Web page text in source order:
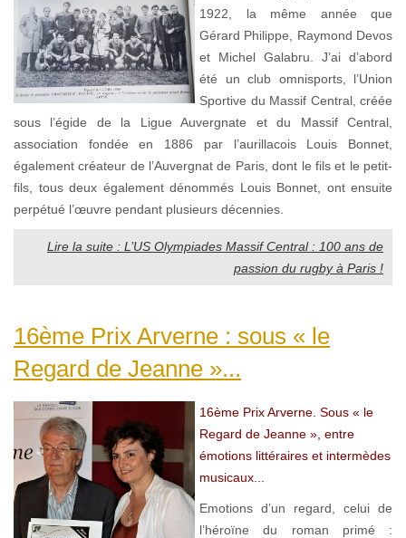
1922, la même année que
Gérard Philippe, Raymond Devos
et Michel Galabru. J’ai d’abord
été un club omnisports, l’Union
Sportive du Massif Central, créée
sous l’égide de la Ligue Auvergnate et du Massif Central,
association fondée en 1886 par l’aurillacois Louis Bonnet,
également créateur de l’Auvergnat de Paris, dont le fils et le petit-
fils, tous deux également dénommés Louis Bonnet, ont ensuite
perpétué l’œuvre pendant plusieurs décennies.
Lire la suite : L’US Olympiades Massif Central : 100 ans de
passion du rugby à Paris !
16ème Prix Arverne : sous « le
Regard de Jeanne »...
16ème Prix Arverne. Sous « le
Regard de Jeanne », entre
émotions littéraires et intermèdes
musicaux...
Emotions d’un regard, celui de
l’héroïne du roman primé :